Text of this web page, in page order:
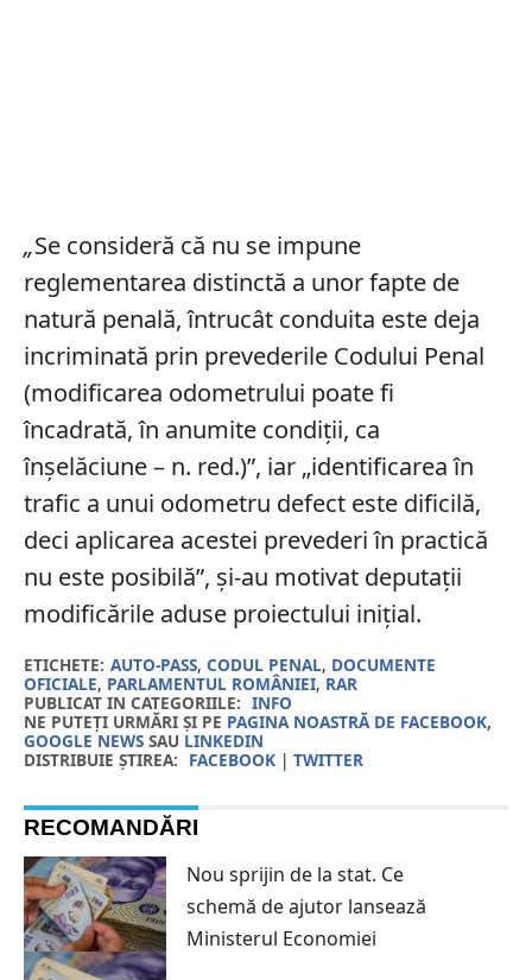
„Se consideră că nu se impune
reglementarea distinctă a unor fapte de
natură penală, întrucât conduita este deja
incriminată prin prevederile Codului Penal
(modificarea odometrului poate fi
încadrată, în anumite condiții, ca
înșelăciune – n. red.)”, iar „identificarea în
trafic a unui odometru defect este dificilă,
deci aplicarea acestei prevederi în practică
nu este posibilă”, și-au motivat deputații
modificările aduse proiectului inițial.
ETICHETE: AUTO-PASS, CODUL PENAL, DOCUMENTE
OFICIALE, PARLAMENTUL ROMÂNIEI, RAR
PUBLICAT IN CATEGORIILE: INFO
NE PUTEȚI URMĂRI ȘI PE PAGINA NOASTRĂ DE FACEBOOK,
GOOGLE NEWSSAU LINKEDIN
DISTRIBUIE ȘTIREA: FACEBOOK| TWITTER
RECOMANDĂRI
Nou sprijin de la stat. Ce
schemă de ajutor lansează
Ministerul Economiei